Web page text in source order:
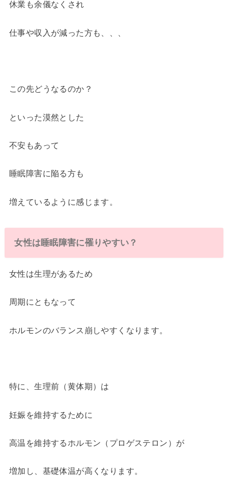
休業も余儀なくされ
仕事や収入が減った方も、、、
この先どうなるのか？
といった漠然とした
不安もあって
睡眠障害に陥る方も
増えているように感じます。
女性は睡眠障害に罹りやすい？
女性は生理があるため
周期にともなって
ホルモンのバランス崩しやすくなります。
特に、生理前（黄体期）は
妊娠を維持するために
高温を維持するホルモン（プロゲステロン）が
増加し、基礎体温が高くなります。